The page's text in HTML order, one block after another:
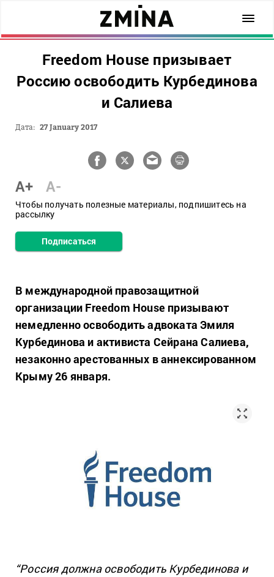
Freedom House призывает
Россию освободить Курбединова
и Салиева
Дата: 27 January 2017
A+ A-
Чтобы получать полезные материалы, подпишитесь на
рассылку
Подписаться
В международной правозащитной
организации Freedom House призывают
немедленно освободить адвоката Эмиля
Курбединова и активиста Сейрана Салиева,
незаконно арестованных в аннексированном
Крыму 26 января.
“Россия должна освободить Курбединова и